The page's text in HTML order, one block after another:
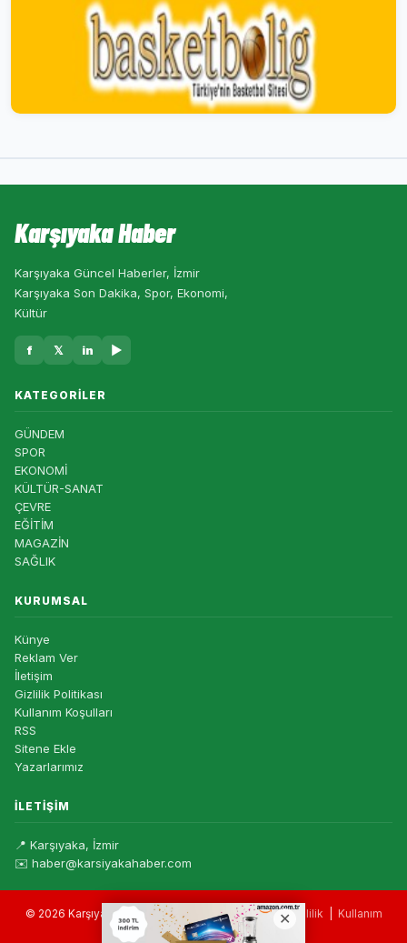
Karşıyaka Haber
Karşıyaka Güncel Haberler, İzmir
Karşıyaka Son Dakika, Spor, Ekonomi,
Kültür
f 𝕏 in ▶
KATEGORILER
GÜNDEM
SPOR
EKONOMİ
KÜLTÜR-SANAT
ÇEVRE
EĞİTİM
MAGAZİN
SAĞLIK
KURUMSAL
Künye
Reklam Ver
İletişim
Gizlilik Politikası
Kullanım Koşulları
RSS
Sitene Ekle
Yazarlarımız
İLETIŞIM
📍 Karşıyaka, İzmir
✉️ haber@karsiyakahaber.com
© 2026 Karşıyaka Haber — Tüm hakları saklıdır. |Gizlilik
Kullanım
Koşulları